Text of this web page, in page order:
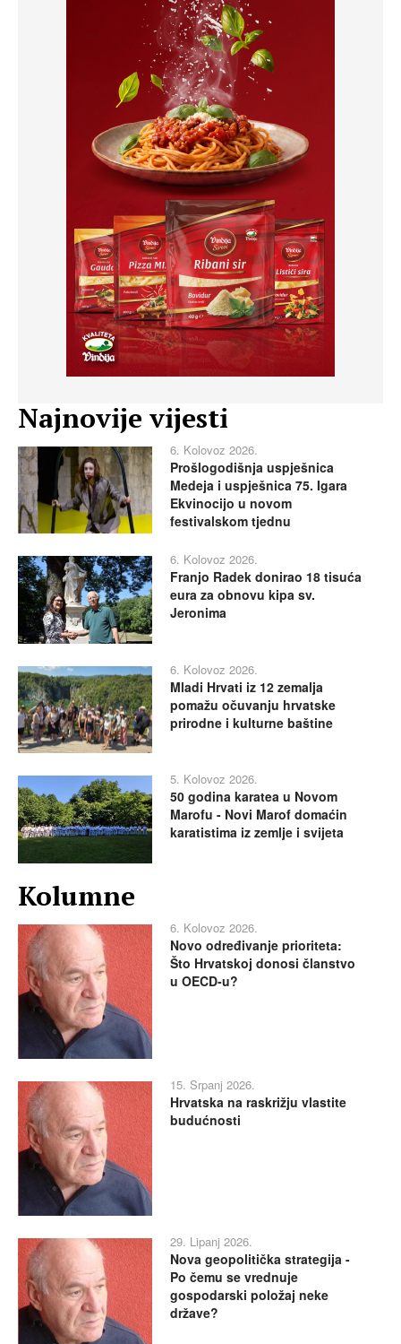
Najnovije vijesti
6. Kolovoz 2026.
Prošlogodišnja uspješnica
Medeja i uspješnica 75. Igara
Ekvinocijo u novom
festivalskom tjednu
6. Kolovoz 2026.
Franjo Radek donirao 18 tisuća
eura za obnovu kipa sv.
Jeronima
6. Kolovoz 2026.
Mladi Hrvati iz 12 zemalja
pomažu očuvanju hrvatske
prirodne i kulturne baštine
5. Kolovoz 2026.
50 godina karatea u Novom
Marofu - Novi Marof domaćin
karatistima iz zemlje i svijeta
Kolumne
6. Kolovoz 2026.
Novo određivanje prioriteta:
Što Hrvatskoj donosi članstvo
u OECD-u?
15. Srpanj 2026.
Hrvatska na raskrižju vlastite
budućnosti
29. Lipanj 2026.
Nova geopolitička strategija -
Po čemu se vrednuje
gospodarski položaj neke
države?